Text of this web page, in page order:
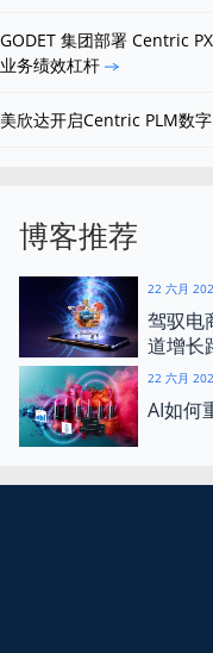
GODET 集团部署 Centric
业务绩效杠杆
美欣达开启Centric PLM数
博客推荐
22 六月
驾驭电
道增长
22 六月
AI如何